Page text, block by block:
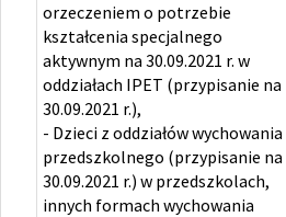
orzeczeniem o potrzebie
kształcenia specjalnego
aktywnym na 30.09.2021 r. w
oddziałach IPET (przypisanie na
30.09.2021 r.),
- Dzieci z oddziałów wychowania
przedszkolnego (przypisanie na
30.09.2021 r.) w przedszkolach,
innych formach wychowania